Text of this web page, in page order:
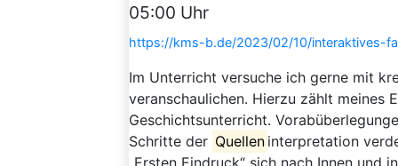
05:00 Uhr
https://kms-b.de/2023/02/10/interaktives-
Im Unterricht versuche ich gerne mit
veranschaulichen. Hierzu zählt meines
Geschichtsunterricht.
Schritte der Quellen interpretation
„Ersten Eindruck“ sich nach Innen und